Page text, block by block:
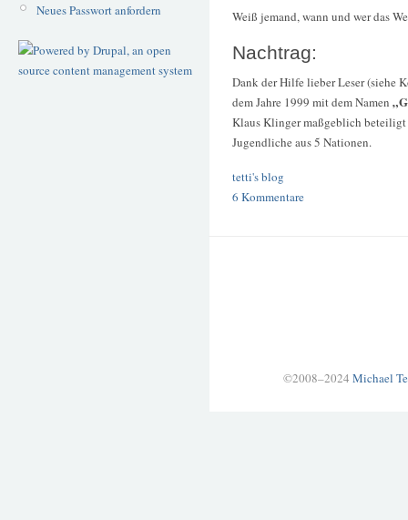
Neues Passwort anfordern Weiß jemand, wann und wer das
Nachtrag:
Dank der Hilfe lieber Leser (siehe
dem Jahre 1999 mit dem Namen
Klaus Klinger maßgeblich beteiligt
Jugendliche aus 5 Nationen.
tetti's blog
6 Kommentare
©2008–2024 Michael